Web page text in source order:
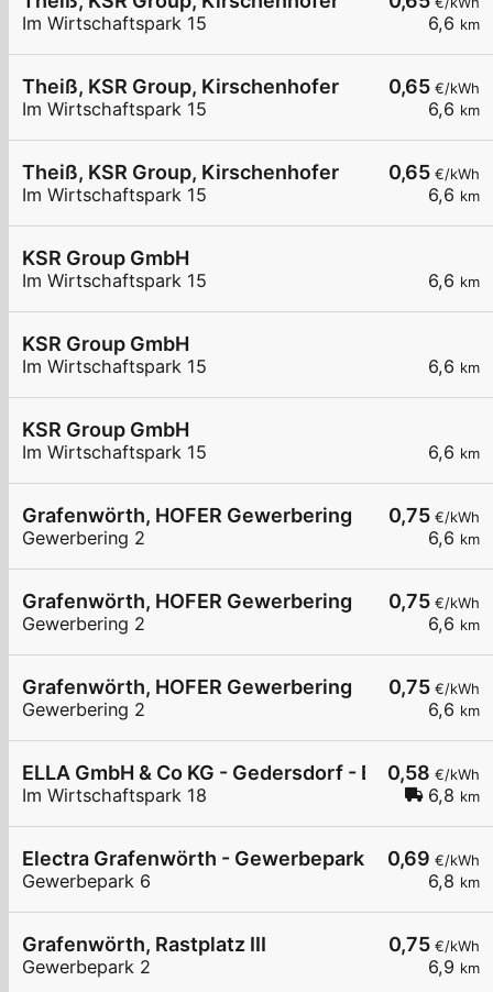
6,6 km
Im Wirtschaftspark 15
0,65 €/kWh
6,6 km
Theiß, KSR Group, Kirschenhofer
Im Wirtschaftspark 15
0,65 €/kWh
6,6 km
Theiß, KSR Group, Kirschenhofer
Im Wirtschaftspark 15
6,6 km
KSR Group GmbH
Im Wirtschaftspark 15
6,6 km
KSR Group GmbH
Im Wirtschaftspark 15
6,6 km
KSR Group GmbH
Im Wirtschaftspark 15
0,75 €/kWh
6,6 km
Grafenwörth, HOFER Gewerbering
Gewerbering 2
0,75 €/kWh
6,6 km
Grafenwörth, HOFER Gewerbering
Gewerbering 2
0,75 €/kWh
6,6 km
Grafenwörth, HOFER Gewerbering
Gewerbering 2
0,58 €/kWh
6,8 km
ELLA GmbH & Co KG - Gedersdorf - Brantner
Im Wirtschaftspark 18
0,69 €/kWh
6,8 km
Electra Grafenwörth - Gewerbepark
Gewerbepark 6
0,75 €/kWh
6,9 km
Grafenwörth, Rastplatz III
Gewerbepark 2